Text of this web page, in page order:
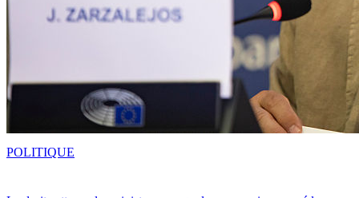
POLITIQUE